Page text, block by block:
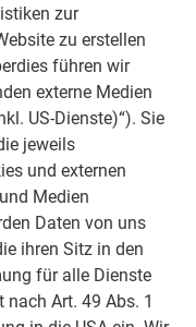
zur
zu erstellen
führen wir
externe Medien
US-Dienste)“). Sie
jeweils
und externen
Medien
Daten von uns
ihren Sitz in den
für alle Dienste
Art. 49 Abs. 1
Verlegung nur auf